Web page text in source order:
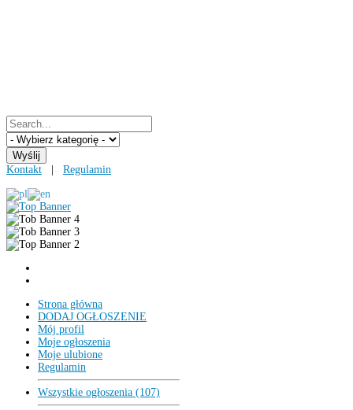
Kontakt Regulamin
Strona główna
DODAJ OGŁOSZENIE
Mój profil
Moje ogłoszenia
Moje ulubione
Regulamin
Wszystkie ogłoszenia (107)